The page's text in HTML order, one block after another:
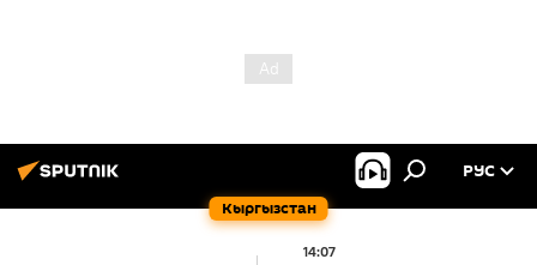
Кыргызстан
РУС
14:07